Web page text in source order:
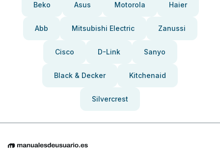
Beko Asus Motorola Haier
Abb Mitsubishi Electric Zanussi
Cisco D-Link Sanyo
Black & Decker Kitchenaid
Silvercrest